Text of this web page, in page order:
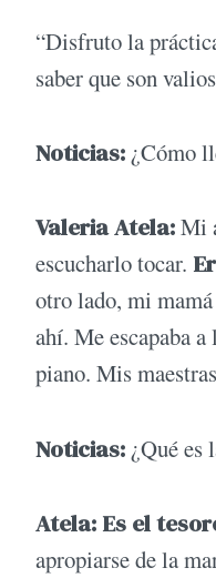
“Disfruto la
saber que son
Noticias: ¿Cómo
Valeria Atela:Mi
escucharlo tocar.
otro lado, mi
ahí. Me escapaba
piano. Mis
Noticias: ¿Qué es
Atela: Es el
apropiarse de la